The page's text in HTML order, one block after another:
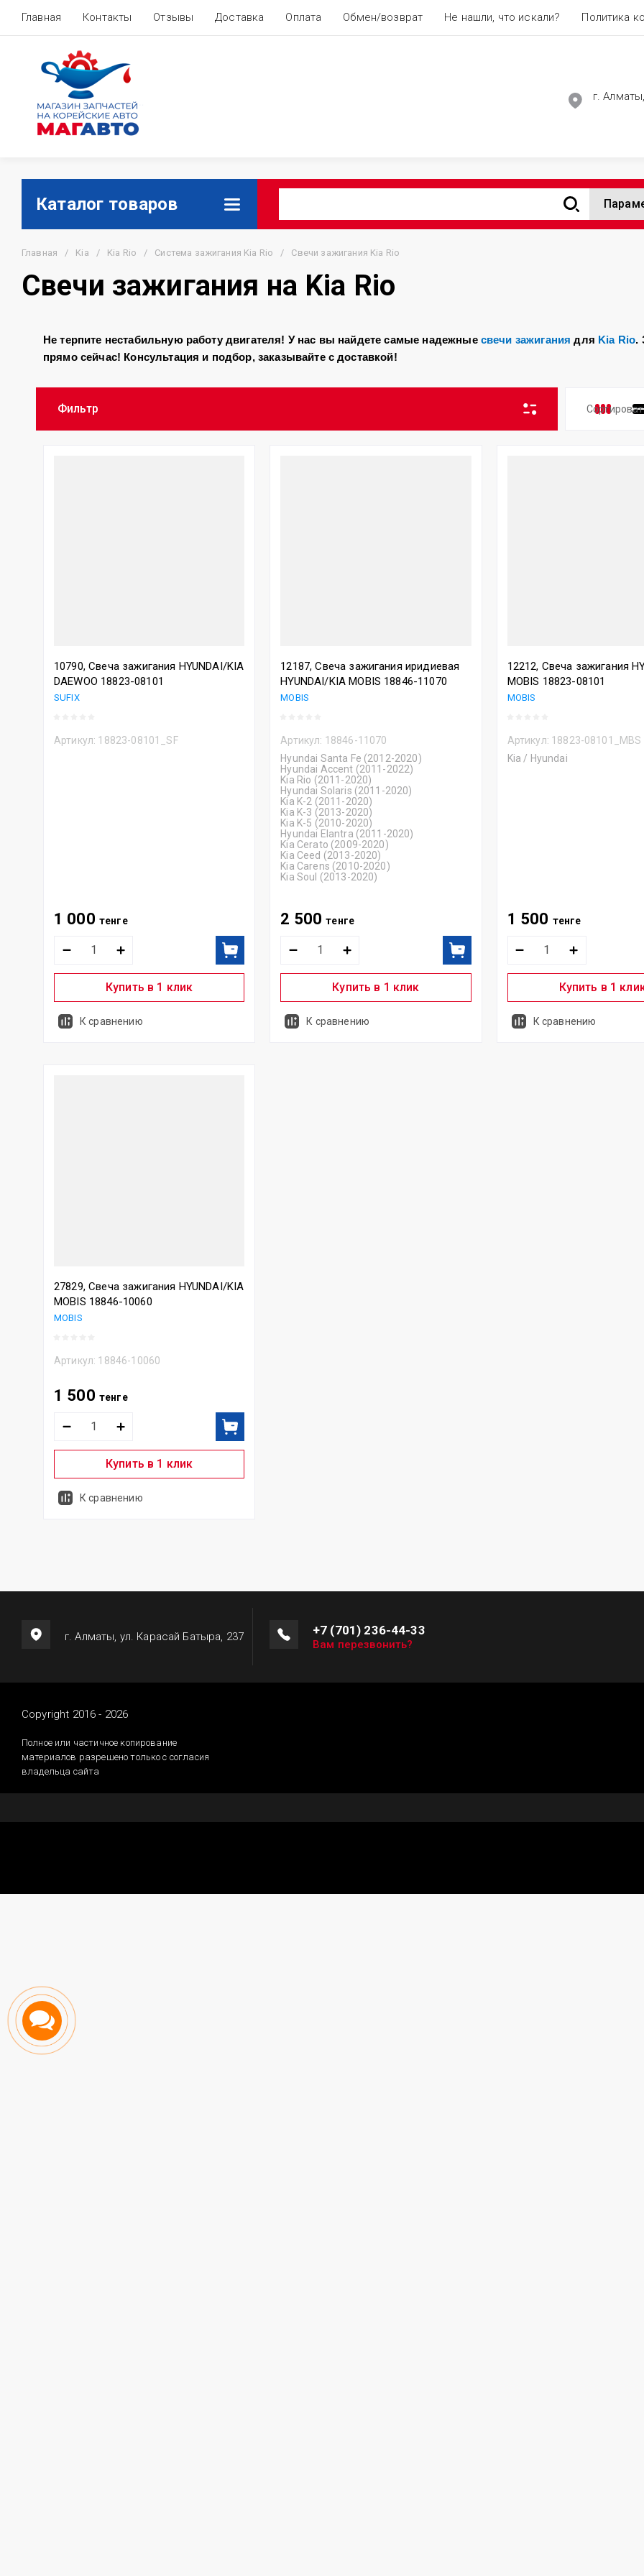
Главная Контакты Отзывы Доставка Оплата Обмен/возврат Не нашли, что искали? Политика
г.
Каталог товаров
Главная / Kia / Kia Rio / Система зажигания Kia Rio / Свечи зажигания Kia Rio
Свечи зажигания на Kia Rio
Не терпите нестабильную работу двигателя! У нас вы найдете самые надежные свечи зажигания для Kia Rio.
прямо сейчас! Консультация и подбор, заказывайте с доставкой!
Фильтр
10790, Свеча зажигания HYUNDAI/KIA
DAEWOO 18823-08101
SUFIX
Артикул: 18823-08101_SF
1 000 тенге
Купить в 1 клик
К сравнению
12187, Свеча зажигания иридиевая
HYUNDAI/KIA MOBIS 18846-11070
MOBIS
Артикул: 18846-11070
Hyundai Santa Fe (2012-2020)
Hyundai Accent (2011-2022)
Kia Rio (2011-2020)
Hyundai Solaris (2011-2020)
Kia K-2 (2011-2020)
Kia K-3 (2013-2020)
Kia K-5 (2010-2020)
Hyundai Elantra (2011-2020)
Kia Cerato (2009-2020)
Kia Ceed (2013-2020)
Kia Carens (2010-2020)
Kia Soul (2013-2020)
2 500 тенге
Купить в 1 клик
К сравнению
12212, Свеча зажигания
MOBIS 18823-08101
MOBIS
Артикул: 18823-08101_MBS
Kia / Hyundai
1 500 тенге
Купить в 1
К сравнению
27829, Свеча зажигания HYUNDAI/KIA
MOBIS 18846-10060
MOBIS
Артикул: 18846-10060
1 500 тенге
Купить в 1 клик
К сравнению
г. Алматы, ул. Карасай Батыра, 237 +7 (701) 236-44-33
Вам перезвонить?
Copyright 2016 - 2026
Полное или частичное копирование
материалов разрешено только с согласия
владельца сайта